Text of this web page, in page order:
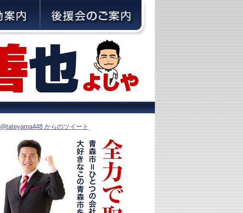
@tateyama448 からのツイート